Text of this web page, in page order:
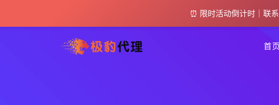
⏰ 限时活动倒计时｜联
首页